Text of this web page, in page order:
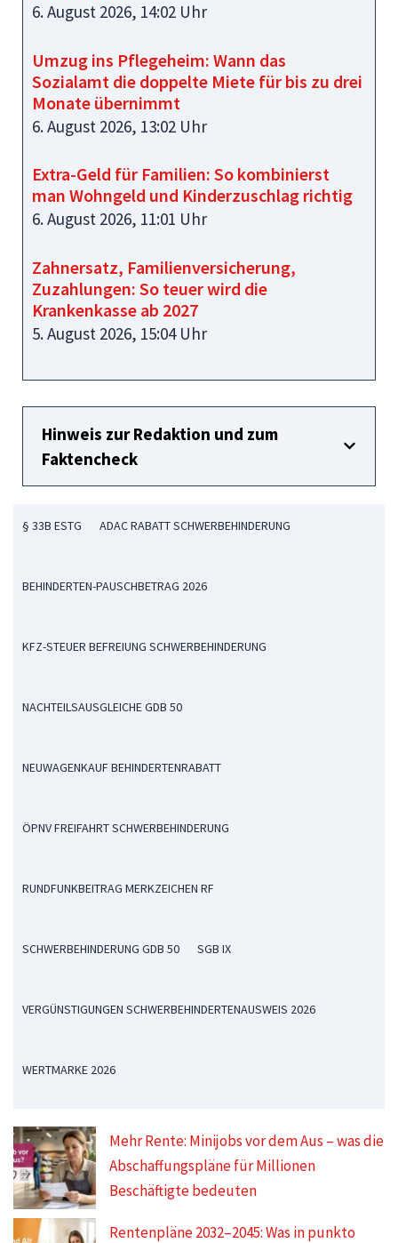
6. August 2026, 14:02 Uhr
Umzug ins Pflegeheim: Wann das
Sozialamt die doppelte Miete für bis zu drei
Monate übernimmt
6. August 2026, 13:02 Uhr
Extra-Geld für Familien: So kombinierst
man Wohngeld und Kinderzuschlag richtig
6. August 2026, 11:01 Uhr
Zahnersatz, Familienversicherung,
Zuzahlungen: So teuer wird die
Krankenkasse ab 2027
5. August 2026, 15:04 Uhr
Hinweis zur Redaktion und zum
Faktencheck
§ 33B ESTG ADAC RABATT SCHWERBEHINDERUNG
BEHINDERTEN-PAUSCHBETRAG 2026
KFZ-STEUER BEFREIUNG SCHWERBEHINDERUNG
NACHTEILSAUSGLEICHE GDB 50
NEUWAGENKAUF BEHINDERTENRABATT
ÖPNV FREIFAHRT SCHWERBEHINDERUNG
RUNDFUNKBEITRAG MERKZEICHEN RF
SCHWERBEHINDERUNG GDB 50 SGB IX
VERGÜNSTIGUNGEN SCHWERBEHINDERTENAUSWEIS 2026
WERTMARKE 2026
Mehr Rente: Minijobs vor dem Aus – was die
Abschaffungspläne für Millionen
Beschäftigte bedeuten
Rentenpläne 2032–2045: Was in punkto